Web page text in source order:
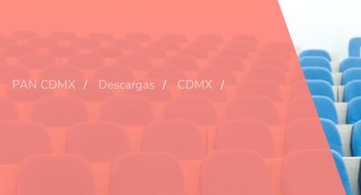
PAN CDMX Descargas CDMX